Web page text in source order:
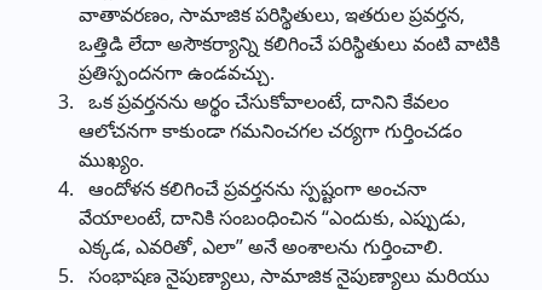
వాతావరణం, సామాజిక పరిస్థితులు, ఇతరుల ప్రవర్తన,
ఒత్తిడి లేదా అసౌకర్యాన్ని కలిగించే పరిస్థితులు వంటి వాటికి
ప్రతిస్పందనగా ఉండవచ్చు.
ఒక ప్రవర్తనను అర్థం చేసుకోవాలంటే, దానిని కేవలం
ఆలోచనగా కాకుండా గమనించగల చర్యగా గుర్తించడం
ముఖ్యం.
ఆందోళన కలిగించే ప్రవర్తనను స్పష్టంగా అంచనా
వేయాలంటే, దానికి సంబంధించిన “ఎందుకు, ఎప్పుడు,
ఎక్కడ, ఎవరితో, ఎలా” అనే అంశాలను గుర్తించాలి.
సంభాషణ నైపుణ్యాలు, సామాజిక నైపుణ్యాలు మరియు